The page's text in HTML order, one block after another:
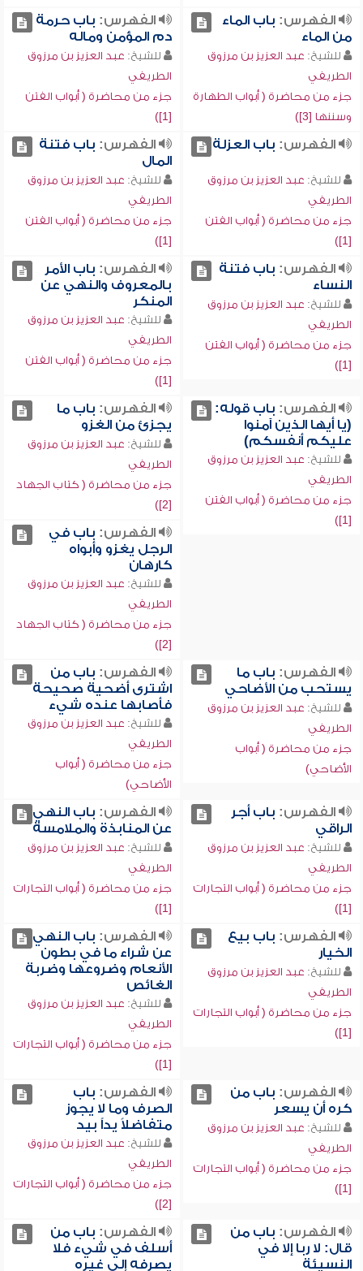
الفهرس: باب الماء
من الماء
للشيخ: عبد العزيز بن مرزوق
الطريفي
جزء من محاضرة ( أبواب الطهارة
وسننها [3])
الفهرس: باب حرمة
دم المؤمن وماله
للشيخ: عبد العزيز بن مرزوق
الطريفي
جزء من محاضرة ( أبواب الفتن
[1])
الفهرس: باب العزلة
للشيخ: عبد العزيز بن مرزوق
الطريفي
جزء من محاضرة ( أبواب الفتن
[1])
الفهرس: باب فتنة
المال
للشيخ: عبد العزيز بن مرزوق
الطريفي
جزء من محاضرة ( أبواب الفتن
[1])
الفهرس: باب فتنة
النساء
للشيخ: عبد العزيز بن مرزوق
الطريفي
جزء من محاضرة ( أبواب الفتن
[1])
الفهرس: باب الأمر
بالمعروف والنهي عن
المنكر
للشيخ: عبد العزيز بن مرزوق
الطريفي
جزء من محاضرة ( أبواب الفتن
[1])
الفهرس: باب قوله:
(يا أيها الذين آمنوا
عليكم أنفسكم)
للشيخ: عبد العزيز بن مرزوق
الطريفي
جزء من محاضرة ( أبواب الفتن
[1])
الفهرس: باب ما
يجزئ من الغزو
للشيخ: عبد العزيز بن مرزوق
الطريفي
جزء من محاضرة ( كتاب الجهاد
[2])
الفهرس: باب في
الرجل يغزو وأبواه
كارهان
للشيخ: عبد العزيز بن مرزوق
الطريفي
جزء من محاضرة ( كتاب الجهاد
[2])
الفهرس: باب ما
يستحب من الأضاحي
للشيخ: عبد العزيز بن مرزوق
الطريفي
جزء من محاضرة ( أبواب
الأضاحي)
الفهرس: باب من
اشترى أضحية صحيحة
فأصابها عنده شيء
للشيخ: عبد العزيز بن مرزوق
الطريفي
جزء من محاضرة ( أبواب
الأضاحي)
الفهرس: باب أجر
الراقي
للشيخ: عبد العزيز بن مرزوق
الطريفي
جزء من محاضرة ( أبواب التجارات
[1])
الفهرس: باب النهي
عن المنابذة والملامسة
للشيخ: عبد العزيز بن مرزوق
الطريفي
جزء من محاضرة ( أبواب التجارات
[1])
الفهرس: باب بيع
الخيار
للشيخ: عبد العزيز بن مرزوق
الطريفي
جزء من محاضرة ( أبواب التجارات
[1])
الفهرس: باب النهي
عن شراء ما في بطون
الأنعام وضروعها وضربة
الغائص
للشيخ: عبد العزيز بن مرزوق
الطريفي
جزء من محاضرة ( أبواب التجارات
[1])
الفهرس: باب من
كره أن يسعر
للشيخ: عبد العزيز بن مرزوق
الطريفي
جزء من محاضرة ( أبواب التجارات
[1])
الفهرس: باب
الصرف وما لا يجوز
متفاضلاً يداً بيد
للشيخ: عبد العزيز بن مرزوق
الطريفي
جزء من محاضرة ( أبواب التجارات
[2])
الفهرس: باب من
قال: لا ربا إلا في
النسيئة
الفهرس: باب من
أسلف في شيء فلا
يصرفه إلى غيره